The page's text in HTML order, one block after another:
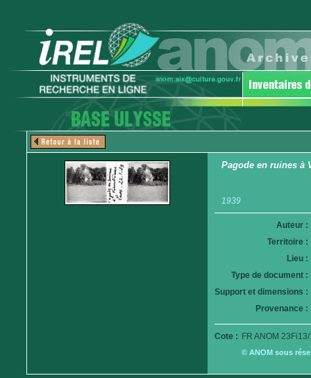
Pagode en ruines à
1939
Auteur :
Territoire :
Lieu :
Type de document :
Support et dimensions :
Provenance :
Cote : FR ANOM
© ANOM sous